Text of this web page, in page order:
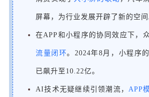
屏幕，为行业发展开辟了新的空间
在APP和小程序的协同效应下，
流量闭环。2024年8月，小程序
已飙升至10.22亿。
AI技术无疑继续引领潮流， APP